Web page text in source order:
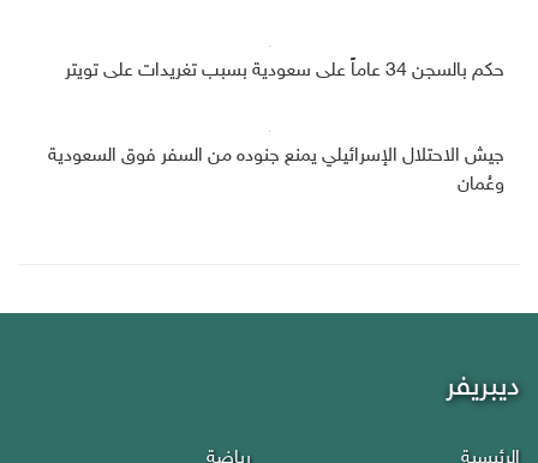
حكم بالسجن 34 عاماً على سعودية بسبب تغريدات على تويتر
جيش الاحتلال الإسرائيلي يمنع جنوده من السفر فوق السعودية
وعُمان
ديبريفر